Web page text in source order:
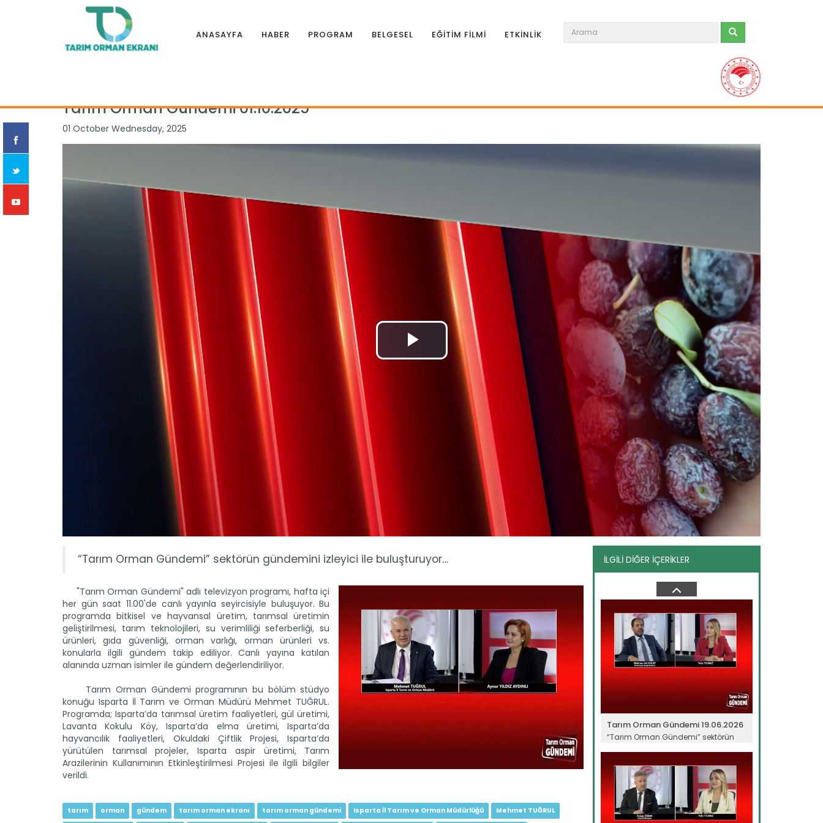
ANASAYFA HABER PROGRAM BELGESEL EĞİTİM FİLMİ ETKİNLİK
Tarım Orman Gündemi 01.10.2025
01 October Wednesday, 2025
“Tarım Orman Gündemi” sektörün gündemini izleyici ile buluşturuyor…
"Tarım Orman Gündemi" adlı televizyon programı, hafta içi
her gün saat 11.00'de canlı yayınla seyircisiyle buluşuyor. Bu
programda bitkisel ve hayvansal üretim, tarımsal üretimin
geliştirilmesi, tarım teknolojileri, su verimliliği seferberliği, su
ürünleri, gıda güvenliği, orman varlığı, orman ürünleri vs.
konularla ilgili gündem takip ediliyor. Canlı yayına katılan
alanında uzman isimler ile gündem değerlendiriliyor.
Tarım Orman Gündemi programının bu bölüm stüdyo
konuğu Isparta İl Tarım ve Orman Müdürü Mehmet TUĞRUL.
Programda; Isparta’da tarımsal üretim faaliyetleri, gül üretimi,
Lavanta Kokulu Köy, Isparta’da elma üretimi, Isparta’da
hayvancılık faaliyetleri, Okuldaki Çiftlik Projesi, Isparta’da
yürütülen tarımsal projeler, Isparta aspir üretimi, Tarım
Arazilerinin Kullanımının Etkinleştirilmesi Projesi ile ilgili bilgiler
verildi.
tarım orman gündem tarım orman ekranı tarım orman gündemi Isparta İl Tarım ve Orman Müdürlüğü Mehmet TUĞRUL
İLGİLİ DİĞER İÇERİKLER
Tarım Orman Gündemi 12.06.2026
“Tarım Orman Gündemi” sektörün
gündemini izleyici ile...
Devamını Oku ->
Tarım Orman Gündemi 11.06.2026
“Tarım Orman Gündemi” sektörün
gündemini izleyici ile...
Devamını Oku ->
Tarım Orman Gündemi 10.06.2026
“Tarım Orman Gündemi” sektörün
gündemini izleyici ile...
Tarım Orman Gündemi 19.06.2026
“Tarım Orman Gündemi” sektörün